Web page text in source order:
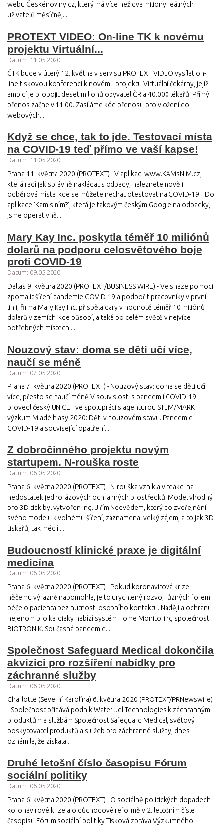
webu Českénoviny.cz, který má více než dva miliony reálných
uživatelů měsíčně,...
PROTEXT VIDEO: On-line TK k novému
projektu Virtuální...
Datum: 11.05.2020
ČTK bude v úterý 12. května v servisu PROTEXT VIDEO vysílat on-
line tiskovou konferenci k novému projektu Virtuální čekárny, jejíž
ambicí je propojit deset milionů obyvatel ČR a 40.000 lékařů. Přímý
přenos začne v 11:00. Zasíláme kód přenosu pro vložení do
webových...
Když se chce, tak to jde. Testovací místa
na COVID-19 teď přímo ve vaší kapse!
Datum: 11.05.2020
Praha 11. května 2020 (PROTEXT) - V aplikaci www.KAMsNIM.cz,
která radí jak správně nakládat s odpady, naleznete nově i
odběrová místa, kde se můžete nechat otestovat na COVID-19. "Do
aplikace 'Kam s ním?', která je takovým českým Google na odpadky,
jsme operativně...
Mary Kay Inc. poskytla téměř 10 miliónů
dolarů na podporu celosvětového boje
proti COVID-19
Datum: 09.05.2020
Dallas 9. května 2020 (PROTEXT/BUSINESS WIRE) - Ve snaze pomoci
zpomalit šíření pandemie COVID-19 a podpořit pracovníky v první
linii, firma Mary Kay Inc. přispěla dary v hodnotě téměř 10 miliónů
dolarů v zemích, kde působí, a také po celém světě v nejvíce
potřebných místech....
Nouzový stav: doma se děti učí více,
naučí se méně
Datum: 07.05.2020
Praha 7. května 2020 (PROTEXT) - Nouzový stav: doma se děti učí
více, přesto se naučí méně V souvislosti s pandemií COVID-19
provedl český UNICEF ve spolupráci s agenturou STEM/MARK
výzkum Mladé hlasy 2020: Děti v nouzovém stavu. Pandemie
COVID-19 a související opatření...
Z dobročinného projektu novým
startupem. N-rouška roste
Datum: 06.05.2020
Praha 6. května 2020 (PROTEXT) - N-rouška vznikla v reakci na
nedostatek jednorázových ochranných prostředků. Model vhodný
pro 3D tisk byl vytvořen Ing. Jiřím Nedvědem, který po zveřejnění
svého modelu k volnému šíření, zaznamenal velký zájem, a to jak 3D
tiskařů, tak médií....
Budoucností klinické praxe je digitální
medicína
Datum: 06.05.2020
Praha 6. května 2020 (PROTEXT) - Pokud koronavirová krize
něčemu výrazně napomohla, je to urychlený rozvoj různých forem
péče o pacienta bez nutnosti osobního kontaktu. Naději a ochranu
nejenom pro kardiaky nabízí systém Home Monitoring společnosti
BIOTRONIK. Současná pandemie...
Společnost Safeguard Medical dokončila
akvizici pro rozšíření nabídky pro
záchranné služby
Datum: 06.05.2020
Charlotte (Severní Karolína) 6. května 2020 (PROTEXT/PRNewswire)
- Společnost přidává podnik Water-Jel Technologies k záchranným
produktům a službám Společnost Safeguard Medical, světový
poskytovatel produktů a služeb pro záchranné služby, dnes
oznámila, že získala...
Druhé letošní číslo časopisu Fórum
sociální politiky
Datum: 06.05.2020
Praha 6. května 2020 (PROTEXT) - O sociálně politických dopadech
koronavirové krize a o důchodové reformě v 2. letošním čísle
časopisu Fórum sociální politiky Tisková zpráva Výzkumného